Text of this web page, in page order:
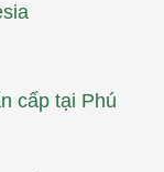
cấp tại Phú